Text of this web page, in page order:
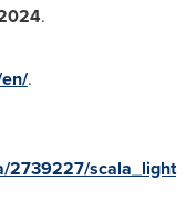
.
.
2739227/scala_light